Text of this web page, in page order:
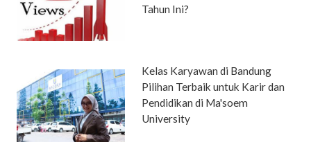
Tahun Ini?
Kelas Karyawan di Bandung
Pilihan Terbaik untuk Karir dan
Pendidikan di Ma'soem
University